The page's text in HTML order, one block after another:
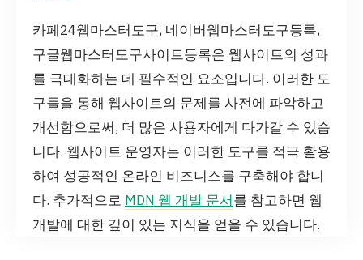
카페24웹마스터도구, 네이버웹마스터도구등록,
구글웹마스터도구사이트등록은 웹사이트의 성과
를 극대화하는 데 필수적인 요소입니다. 이러한 도
구들을 통해 웹사이트의 문제를 사전에 파악하고
개선함으로써, 더 많은 사용자에게 다가갈 수 있습
니다. 웹사이트 운영자는 이러한 도구를 적극 활용
하여 성공적인 온라인 비즈니스를 구축해야 합니
다. 추가적으로 MDN 웹 개발 문서를 참고하면 웹
개발에 대한 깊이 있는 지식을 얻을 수 있습니다.